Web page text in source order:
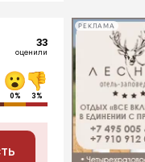
33
оценили
0% 3%
РЕКЛАМА